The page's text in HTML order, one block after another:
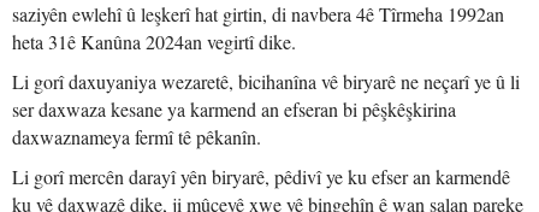
saziyên ewlehî û leşkerî hat girtin, di navbera 4ê Tîrmeha 1992an
heta 31ê Kanûna 2024an vegirtî dike.
Li gorî daxuyaniya wezaretê, bicihanîna vê biryarê ne neçarî ye û li
ser daxwaza kesane ya karmend an efseran bi pêşkêşkirina
daxwaznameya fermî tê pêkanîn.
Li gorî mercên darayî yên biryarê, pêdivî ye ku efser an karmendê
ku vê daxwazê dike, ji mûçeyê xwe yê bingehîn ê wan salan pareke